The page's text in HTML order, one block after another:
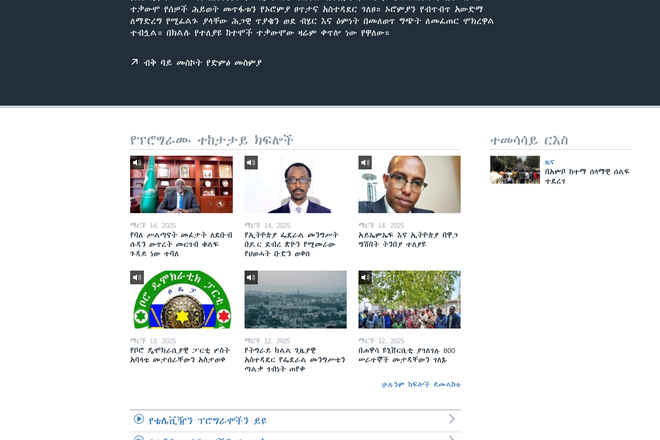
ተቃውሞ የሰዎች ሕይወት መጥፋቱን የኦሮምያ ፀጥታና አስተዳደር ገለፀ። ኦሮምያን የብጥብጥ አውድማ
ለማድረግ የሚፈልጉ ያላቸው ሕጋዊ ጥያቄን ወደ ብሄር እና ዕምነት በመለወጥ ግጭት ለመፈጠር ሞክረዋል
ተብሏል። በክልሉ የተለያዩ ከተሞች ተቃውሞው ዛሬም ቀጥሎ ነው የዋለው።
ብቅ ባይ መስኮት የድምፅ መስምያ
ተመሳሳይ ርእስ
ዜና
በአምቦ ከተማ ሰላማዊ ሰልፍ
ተደረገ
የፕሮግራሙ ተከታታይ ክፍሎች
ማርች 14, 2025
የባለ ሥልጣናት መፈታት ለደቡብ
ሱዳን ውጥረት መርገብ ቁልፍ
ጉዳይ ነው ተባለ
ማርች 14, 2025
የኢትዮጵያ ፌደራል መንግሥት
በዶ.ር ደብረ ጽዮን የሚመራው
የህወሓት ቡድን ወቀሰ
ማርች 14, 2025
አይኤምኤፍ እና ኢትዮጵያ በዋጋ
ግሽበት ትንበያ ተለያዩ
ማርች 13, 2025
የቦሮ ዴሞክራሲያዊ ፓርቲ ሦስት
አባላቱ መታሰራቸውን አስታወቀ
ማርች 12, 2025
የትግራይ ክልል ጊዜያዊ
አስተዳደር የፌደራል መንግሥቱን
ጣልቃ ገብነት ጠየቀ
ማርች 12, 2025
በሐዋሳ ዩኒቨርሲቲ ያገለገሉ 800
ሠራተኞች መታዳቸውን ገለጹ
ሁሉንም ክፍሎች ይመልከቱ
የቴሌቪዥን ፕሮግራሞችን ይዩ